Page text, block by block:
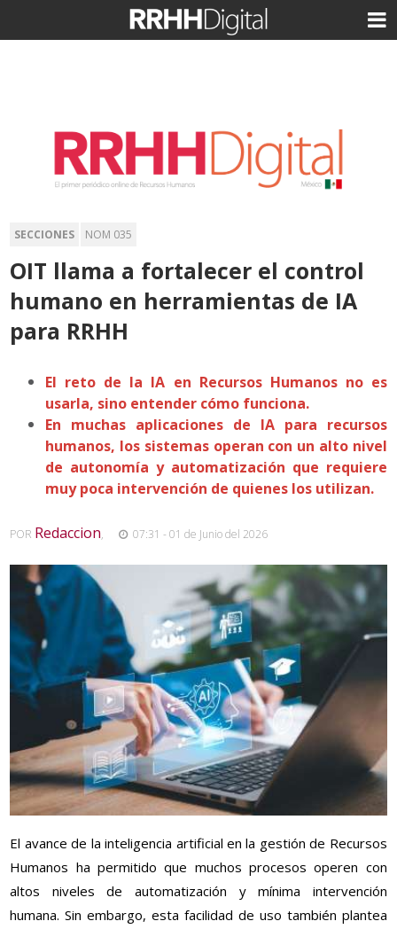
SECCIONES NOM 035
OIT llama a fortalecer el control
humano en herramientas de IA
para RRHH
El reto de la IA en Recursos Humanos no es
usarla, sino entender cómo funciona.
En muchas aplicaciones de IA para recursos
humanos, los sistemas operan con un alto nivel
de autonomía y automatización que requiere
muy poca intervención de quienes los utilizan.
POR Redaccion, 07:31 - 01 de Junio del 2026
El avance de la inteligencia artificial en la gestión de Recursos
Humanos ha permitido que muchos procesos operen con
altos niveles de automatización y mínima intervención
humana. Sin embargo, esta facilidad de uso también plantea